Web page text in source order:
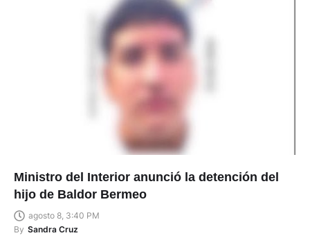
Ministro del Interior anunció la detención del
hijo de Baldor Bermeo
agosto 8, 3:40 PM
By Sandra Cruz